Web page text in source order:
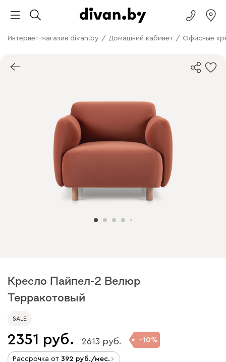
Интернет-магазин divan.by / Домашний кабинет / Офисные
Кресло Пайпел-2 Велюр
Терракотовый
SALE
2351 2613 10
Рассрочка от 392 /мес.